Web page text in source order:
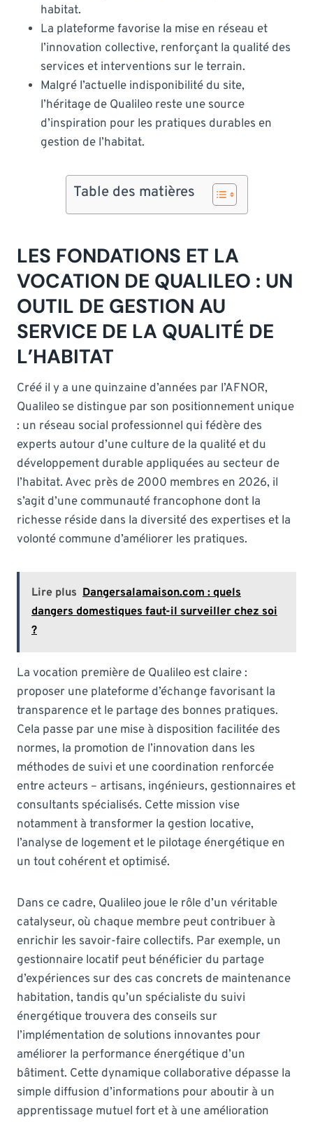
habitat.
La plateforme favorise la mise en réseau et
l’innovation collective, renforçant la qualité des
services et interventions sur le terrain.
Malgré l’actuelle indisponibilité du site,
l’héritage de Qualileo reste une source
d’inspiration pour les pratiques durables en
gestion de l’habitat.
Table des matières
LES FONDATIONS ET LA
VOCATION DE QUALILEO : UN
OUTIL DE GESTION AU
SERVICE DE LA QUALITÉ DE
L’HABITAT
Créé il y a une quinzaine d’années par l’AFNOR,
Qualileo se distingue par son positionnement unique
: un réseau social professionnel qui fédère des
experts autour d’une culture de la qualité et du
développement durable appliquées au secteur de
l’habitat. Avec près de 2000 membres en 2026, il
s’agit d’une communauté francophone dont la
richesse réside dans la diversité des expertises et la
volonté commune d’améliorer les pratiques.
Lire plus Dangersalamaison.com : quels
dangers domestiques faut-il surveiller chez soi
?
La vocation première de Qualileo est claire :
proposer une plateforme d’échange favorisant la
transparence et le partage des bonnes pratiques.
Cela passe par une mise à disposition facilitée des
normes, la promotion de l’innovation dans les
méthodes de suivi et une coordination renforcée
entre acteurs – artisans, ingénieurs, gestionnaires et
consultants spécialisés. Cette mission vise
notamment à transformer la gestion locative,
l’analyse de logement et le pilotage énergétique en
un tout cohérent et optimisé.
Dans ce cadre, Qualileo joue le rôle d’un véritable
catalyseur, où chaque membre peut contribuer à
enrichir les savoir-faire collectifs. Par exemple, un
gestionnaire locatif peut bénéficier du partage
d’expériences sur des cas concrets de maintenance
habitation, tandis qu’un spécialiste du suivi
énergétique trouvera des conseils sur
l’implémentation de solutions innovantes pour
améliorer la performance énergétique d’un
bâtiment. Cette dynamique collaborative dépasse la
simple diffusion d’informations pour aboutir à un
apprentissage mutuel fort et à une amélioration